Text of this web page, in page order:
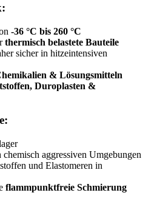
-36 °C bis 260 °C
thermisch belastete Bauteile
sicher in hitzeintensiven
& Lösungsmitteln
Duroplasten &
aggressiven Umgebungen
und Elastomeren in
flammpunktfreie Schmierung